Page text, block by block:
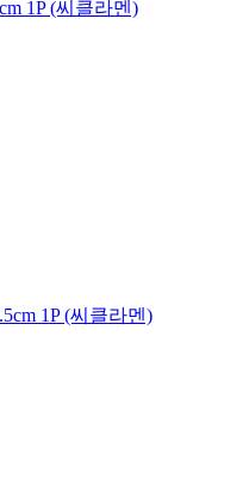
1P (씨클라멘)
1P (씨클라멘)